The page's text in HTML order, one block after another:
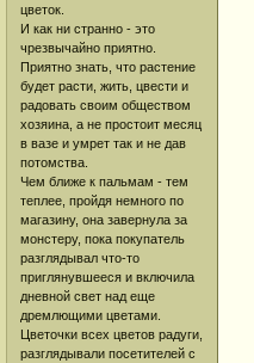
цветок.
И как ни странно - это
чрезвычайно приятно.
Приятно знать, что растение
будет расти, жить, цвести и
радовать своим обществом
хозяина, а не простоит месяц
в вазе и умрет так и не дав
потомства.
Чем ближе к пальмам - тем
теплее, пройдя немного по
магазину, она завернула за
монстеру, пока покупатель
разглядывал что-то
приглянувшееся и включила
дневной свет над еще
дремлющими цветами.
Цветочки всех цветов радуги,
разглядывали посетителей с